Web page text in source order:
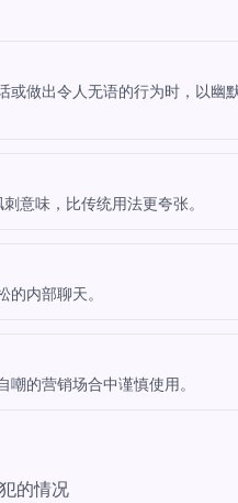
或做出令人无语的行为时，以幽
意味，比传统用法更夸张。
内部聊天。
的营销场合中谨慎使用。
的情况